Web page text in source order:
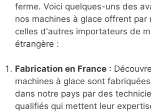
ferme. Voici quelques-uns des
nos machines à glace offrent par
celles d'autres importateurs de
étrangère :
Fabrication en France :
machines à glace sont
dans notre pays par des
qualifiés qui mettent leur